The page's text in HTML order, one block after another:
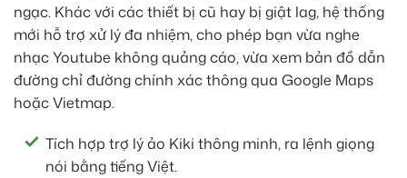
ngạc. Khác với các thiết bị cũ hay bị giật lag, hệ thống
mới hỗ trợ xử lý đa nhiệm, cho phép bạn vừa nghe
nhạc Youtube không quảng cáo, vừa xem bản đồ dẫn
đường chỉ đường chính xác thông qua Google Maps
hoặc Vietmap.
Tích hợp trợ lý ảo Kiki thông minh, ra lệnh giọng
nói bằng tiếng Việt.